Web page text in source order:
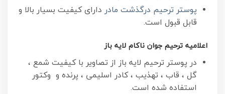
پوستر ترحیم درگذشت مادر دارای کیفیت بسیار بالا و
قابل قبول است.
اعلامیه ترحیم جوان ناکام لایه باز
در پوستر ترحیم لایه باز از تصاویر با کیفیت شمع ،
گل ، قاب ، تهذیب ، کادر اسلیمی ، پرنده و وکتور
استفاده شده است.